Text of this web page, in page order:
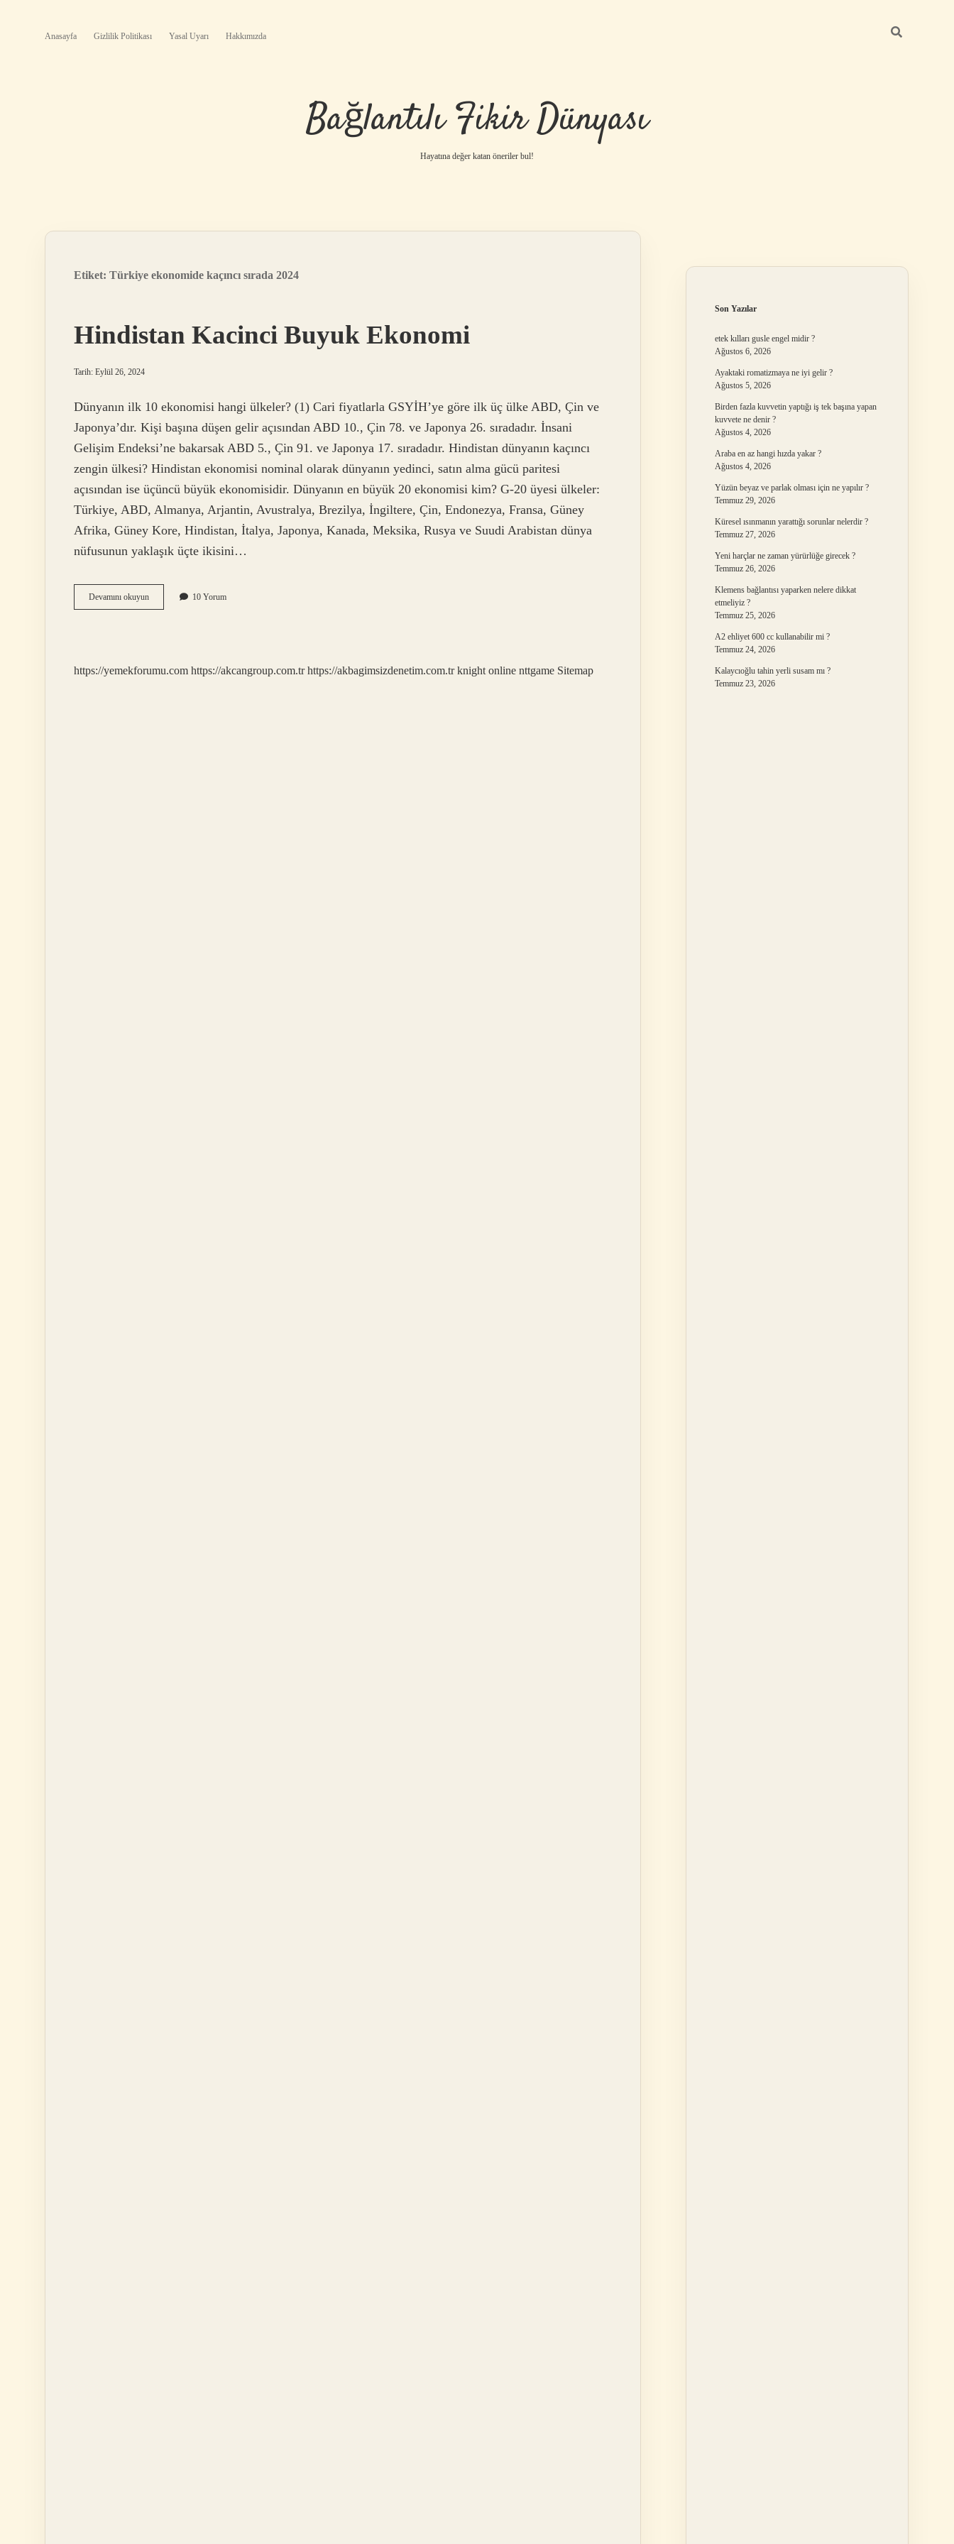
Anasayfa Gizlilik Politikası Yasal Uyarı Hakkımızda
Bağlantılı Fikir Dünyası
Hayatına değer katan öneriler bul!
Etiket: Türkiye ekonomide kaçıncı sırada 2024
Hindistan Kacinci Buyuk Ekonomi
Tarih: Eylül 26, 2024
Dünyanın ilk 10 ekonomisi hangi ülkeler? (1) Cari fiyatlarla GSYİH’ye göre ilk üç ülke ABD, Çin ve
Japonya’dır. Kişi başına düşen gelir açısından ABD 10., Çin 78. ve Japonya 26. sıradadır. İnsani
Gelişim Endeksi’ne bakarsak ABD 5., Çin 91. ve Japonya 17. sıradadır. Hindistan dünyanın kaçıncı
zengin ülkesi? Hindistan ekonomisi nominal olarak dünyanın yedinci, satın alma gücü paritesi
açısından ise üçüncü büyük ekonomisidir. Dünyanın en büyük 20 ekonomisi kim? G-20 üyesi ülkeler:
Türkiye, ABD, Almanya, Arjantin, Avustralya, Brezilya, İngiltere, Çin, Endonezya, Fransa, Güney
Afrika, Güney Kore, Hindistan, İtalya, Japonya, Kanada, Meksika, Rusya ve Suudi Arabistan dünya
nüfusunun yaklaşık üçte ikisini…
Devamını okuyunHindistan
Kacinci
10 Yorum
https://yemekforumu.com https://akcangroup.com.tr https://akbagimsizdenetim.com.tr knight online nttgame Sitemap
Son Yazılar
etek kılları gusle engel midir ?
Ağustos 6, 2026
Ayaktaki romatizmaya ne iyi gelir ?
Ağustos 5, 2026
Birden fazla kuvvetin yaptığı iş tek başına yapan
kuvvete ne denir ?
Ağustos 4, 2026
Araba en az hangi hızda yakar ?
Ağustos 4, 2026
Yüzün beyaz ve parlak olması için ne yapılır ?
Temmuz 29, 2026
Küresel ısınmanın yarattığı sorunlar nelerdir ?
Temmuz 27, 2026
Yeni harçlar ne zaman yürürlüğe girecek ?
Temmuz 26, 2026
Klemens bağlantısı yaparken nelere dikkat
etmeliyiz ?
Temmuz 25, 2026
A2 ehliyet 600 cc kullanabilir mi ?
Temmuz 24, 2026
Kalaycıoğlu tahin yerli susam mı ?
Temmuz 23, 2026